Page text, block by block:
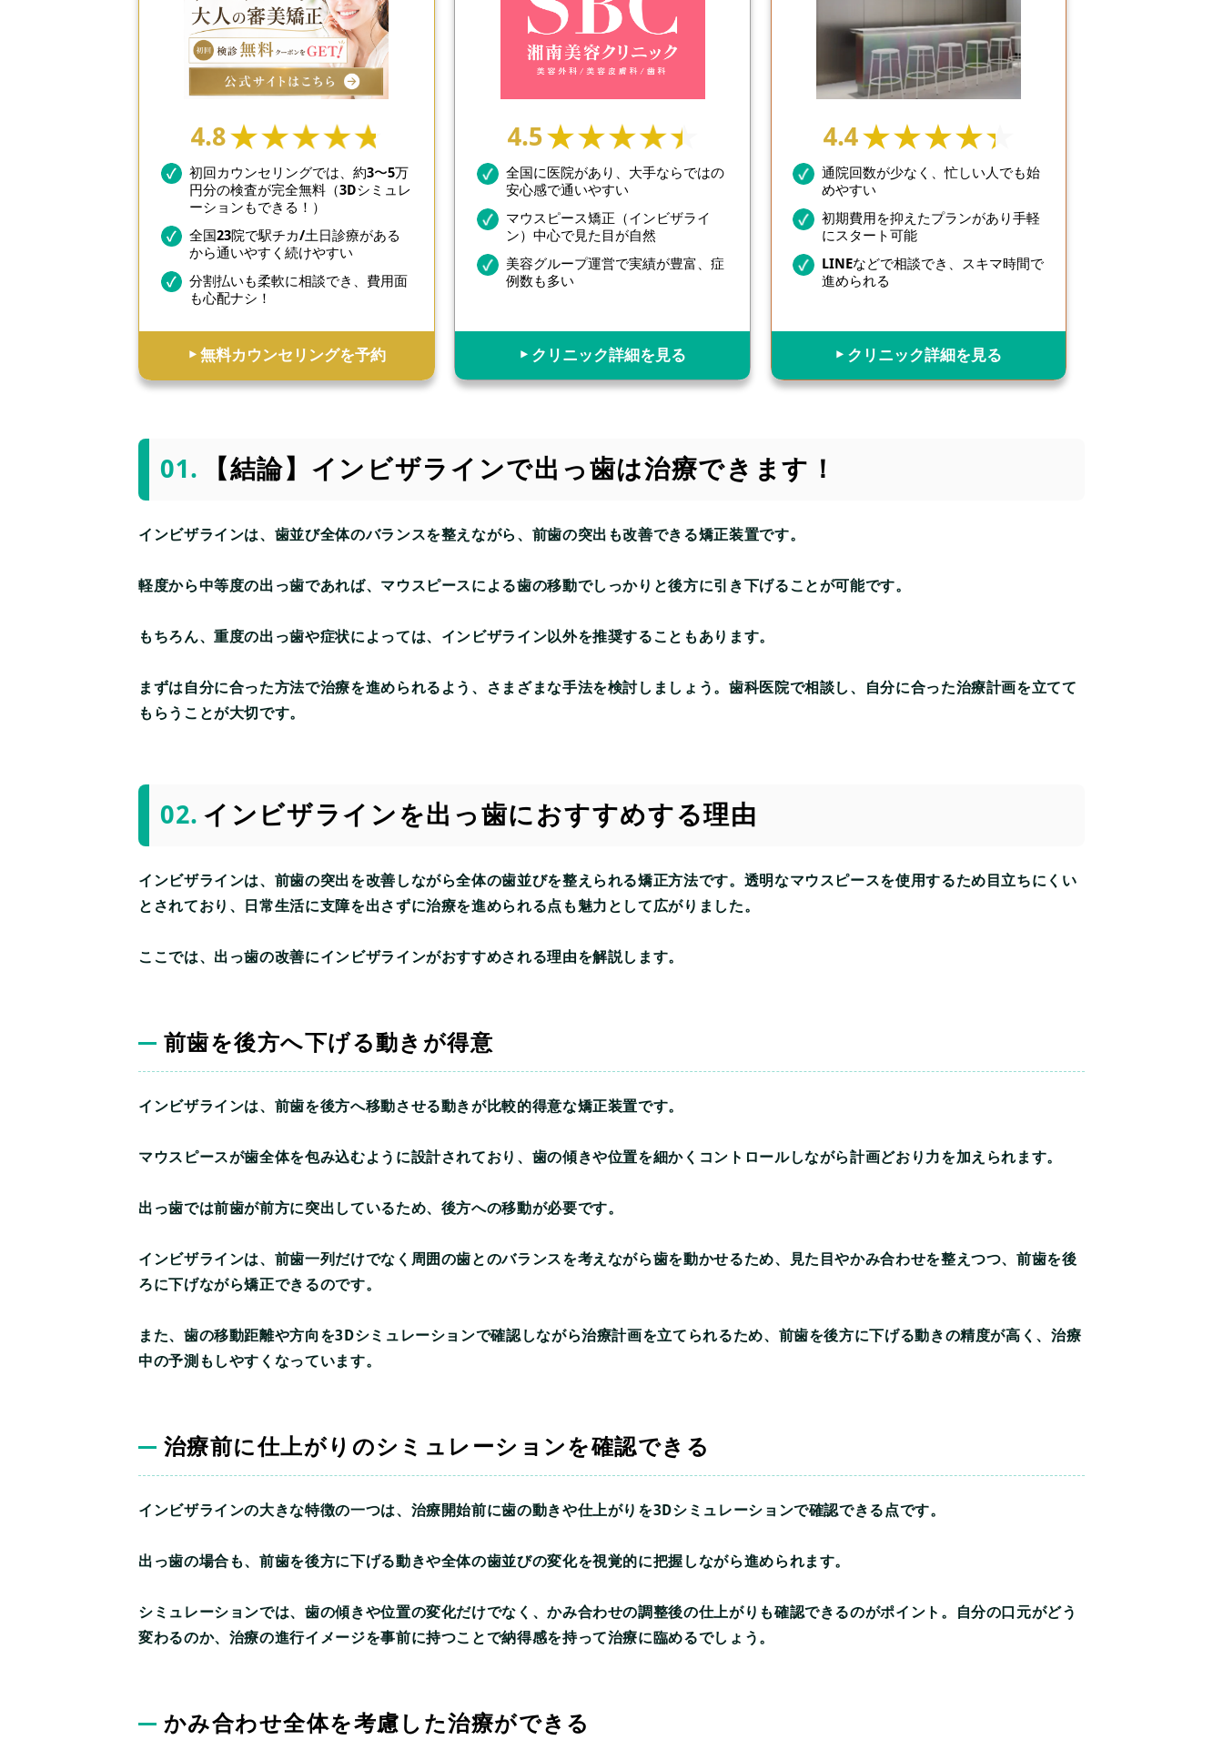
4.8
初回カウンセリングでは、約3〜5万
円分の検査が完全無料（3Dシミュレ
ーションもできる！）
全国23院で駅チカ/土日診療がある
から通いやすく続けやすい
分割払いも柔軟に相談でき、費用面
も心配ナシ！
▶︎ 無料カウンセリングを予約
4.5
全国に医院があり、大手ならではの
安心感で通いやすい
マウスピース矯正（インビザライ
ン）中心で見た目が自然
美容グループ運営で実績が豊富、症
例数も多い
▶︎ クリニック詳細を見る
4.4
通院回数が少なく、忙しい人でも始
めやすい
初期費用を抑えたプランがあり手軽
にスタート可能
LINEなどで相談でき、スキマ時間で
進められる
▶︎ クリニック詳細を見る
【結論】インビザラインで出っ歯は治療できます！
インビザラインは、歯並び全体のバランスを整えながら、前歯の突出も改善できる矯正装置です。
軽度から中等度の出っ歯であれば、マウスピースによる歯の移動でしっかりと後方に引き下げることが可能です。
もちろん、重度の出っ歯や症状によっては、インビザライン以外を推奨することもあります。
まずは自分に合った方法で治療を進められるよう、さまざまな手法を検討しましょう。歯科医院で相談し、自分に合った治療計画を立てて
もらうことが大切です。
インビザラインを出っ歯におすすめする理由
インビザラインは、前歯の突出を改善しながら全体の歯並びを整えられる矯正方法です。透明なマウスピースを使用するため目立ちにくい
とされており、日常生活に支障を出さずに治療を進められる点も魅力として広がりました。
ここでは、出っ歯の改善にインビザラインがおすすめされる理由を解説します。
前歯を後方へ下げる動きが得意
インビザラインは、前歯を後方へ移動させる動きが比較的得意な矯正装置です。
マウスピースが歯全体を包み込むように設計されており、歯の傾きや位置を細かくコントロールしながら計画どおり力を加えられます。
出っ歯では前歯が前方に突出しているため、後方への移動が必要です。
インビザラインは、前歯一列だけでなく周囲の歯とのバランスを考えながら歯を動かせるため、見た目やかみ合わせを整えつつ、前歯を後
ろに下げながら矯正できるのです。
また、歯の移動距離や方向を3Dシミュレーションで確認しながら治療計画を立てられるため、前歯を後方に下げる動きの精度が高く、治療
中の予測もしやすくなっています。
治療前に仕上がりのシミュレーションを確認できる
インビザラインの大きな特徴の一つは、治療開始前に歯の動きや仕上がりを3Dシミュレーションで確認できる点です。
出っ歯の場合も、前歯を後方に下げる動きや全体の歯並びの変化を視覚的に把握しながら進められます。
シミュレーションでは、歯の傾きや位置の変化だけでなく、かみ合わせの調整後の仕上がりも確認できるのがポイント。自分の口元がどう
変わるのか、治療の進行イメージを事前に持つことで納得感を持って治療に臨めるでしょう。
かみ合わせ全体を考慮した治療ができる